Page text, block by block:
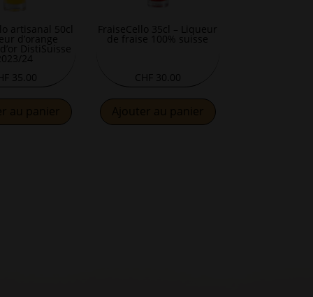
artisanal 50cl
d’orange
DistiSuisse
24
35.00
FraiseCello 35cl – Liqueur
de fraise 100% suisse
CHF30.00